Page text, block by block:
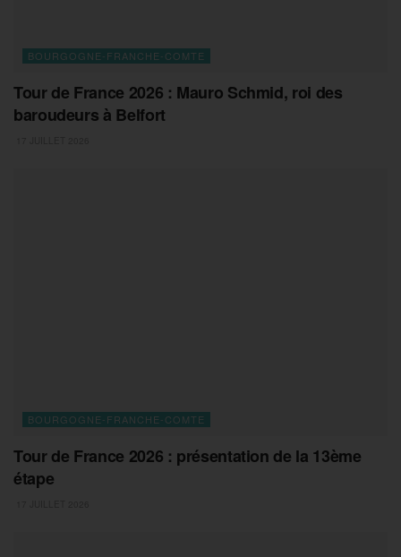
BOURGOGNE-FRANCHE-COMTE
Tour de France 2026 : Mauro Schmid, roi des
baroudeurs à Belfort
BOURGOGNE-FRANCHE-COMTE
Tour de France 2026 : présentation de la 13ème
étape